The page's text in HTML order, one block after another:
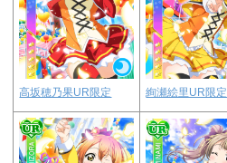
高坂穂乃果UR限定 絢瀬絵里UR限定